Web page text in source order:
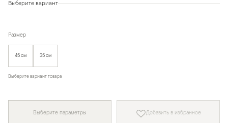
Выберите вариант
Размер
45 см 35 см
Выберите вариант товара
Выберите параметры Добавить в избранное